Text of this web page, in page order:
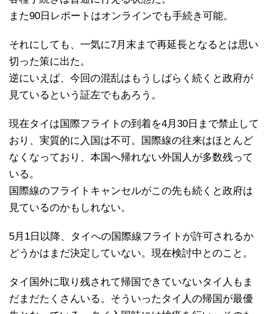
また90日レポートはオンラインでも手続き可能。
それにしても、一気に7月末まで再延長となるとは思い
切った策に出た。
逆にいえば、今回の混乱はもうしばらく続くと政府が
見ているという証左でもあろう。
現在タイは国際フライトの到着を4月30日まで禁止して
おり、実質的に入国は不可。国際線の往来はほとんど
なくなっており、本国へ帰れない外国人が多数残って
いる。
国際線のフライトキャンセルがこの先も続くと政府は
見ているのかもしれない。
5月1日以降、タイへの国際線フライトが許可されるか
どうかはまだ決定していない。現在検討中とのこと。
タイ国外に取り残されて帰国できていないタイ人もま
だまだたくさんいる。そういったタイ人の帰国が最優